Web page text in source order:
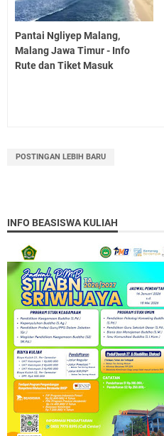
Pantai Ngliyep Malang,
Malang Jawa Timur - Info
Rute dan Tiket Masuk
POSTINGAN LEBIH BARU
INFO BEASISWA KULIAH